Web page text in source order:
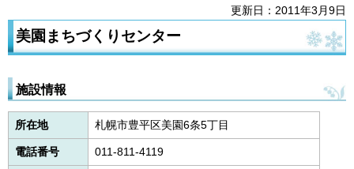
更新日：2011年3月9日
美園まちづくりセンター
施設情報
所在地 札幌市豊平区美園6条5丁目
電話番号 011-811-4119